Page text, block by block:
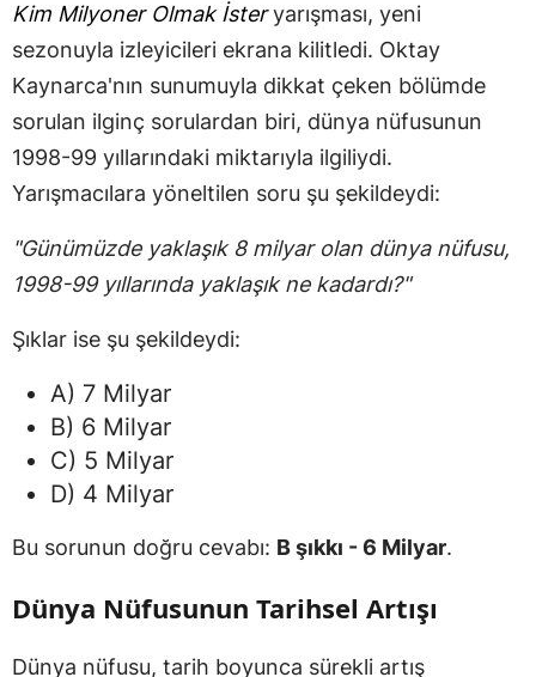
Kim Milyoner Olmak İsteryarışması, yeni
sezonuyla izleyicileri ekrana kilitledi. Oktay
Kaynarca'nın sunumuyla dikkat çeken bölümde
sorulan ilginç sorulardan biri, dünya nüfusunun
1998-99 yıllarındaki miktarıyla ilgiliydi.
Yarışmacılara yöneltilen soru şu şekildeydi:
"Günümüzde yaklaşık 8 milyar olan dünya nüfusu,
1998-99 yıllarında yaklaşık ne kadardı?"
Şıklar ise şu şekildeydi:
A) 7 Milyar
B) 6 Milyar
C) 5 Milyar
D) 4 Milyar
Bu sorunun doğru cevabı: B şıkkı - 6 Milyar.
Dünya Nüfusunun Tarihsel Artışı
Dünya nüfusu, tarih boyunca sürekli artış